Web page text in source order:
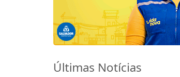
Últimas Notícias